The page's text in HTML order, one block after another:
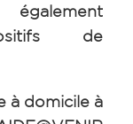
de
à domicile à